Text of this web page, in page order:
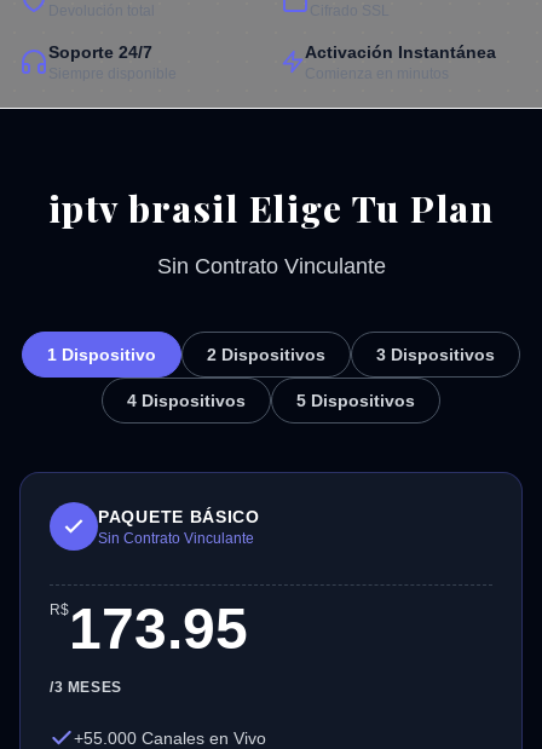
Soporte 24/7 Activación Instantánea
iptv brasil Elige Tu Plan
Sin Contrato Vinculante
1 Dispositivo 2 Dispositivos 3 Dispositivos
4 Dispositivos 5 Dispositivos
PAQUETE BÁSICO
Sin Contrato Vinculante
R$ 173.95
/3 MESES
+55.000 Canales en Vivo